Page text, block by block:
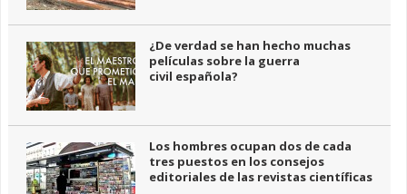
¿De verdad se han hecho muchas
películas sobre la guerra
civil española?
Los hombres ocupan dos de cada
tres puestos en los consejos
editoriales de las revistas científicas